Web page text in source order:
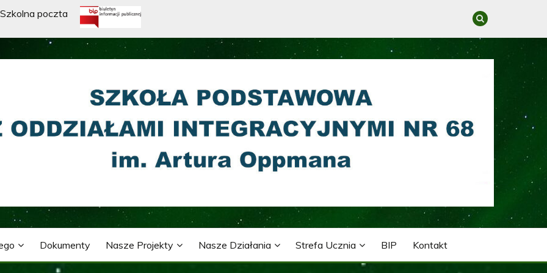
Szkolna poczta
Z ODDZIAŁAMI INTEGRACYJNYMI NR 68 IM.
ARTURA OPPMANA
Dokumenty Nasze Projekty Nasze Działania Strefa Ucznia BIP Kontakt